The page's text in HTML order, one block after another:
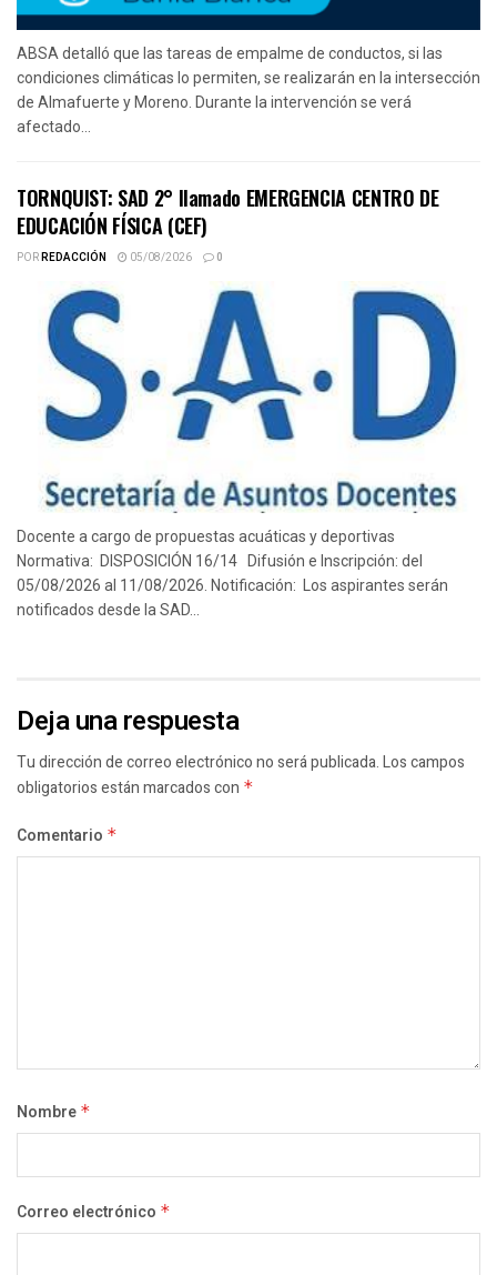
ABSA detalló que las tareas de empalme de conductos, si las
condiciones climáticas lo permiten, se realizarán en la intersección
de Almafuerte y Moreno. Durante la intervención se verá
afectado...
TORNQUIST: SAD 2° llamado EMERGENCIA CENTRO DE
EDUCACIÓN FÍSICA (CEF)
PORREDACCIÓN 05/08/2026 0
Docente a cargo de propuestas acuáticas y deportivas
Normativa: DISPOSICIÓN 16/14 Difusión e Inscripción: del
05/08/2026 al 11/08/2026. Notificación: Los aspirantes serán
notificados desde la SAD...
Deja una respuesta
Tu dirección de correo electrónico no será publicada.Los campos
obligatorios están marcados con *
Comentario *
Nombre *
Correo electrónico *